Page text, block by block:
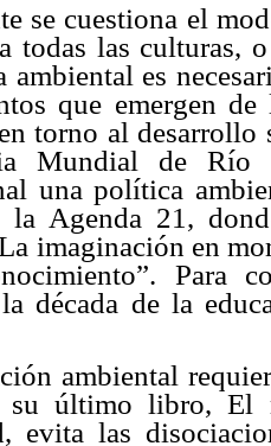
se cuestiona el
todas las culturas,
ambiental es
que emergen
torno al desarrollo
Mundial de
una política
la Agenda 21,
imaginación en
Para
década de la
ambiental
su último libro, El
evita las